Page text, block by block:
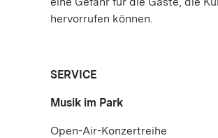
hervorrufen können.
SERVICE
Musik im Park
Open-Air-Konzertreihe